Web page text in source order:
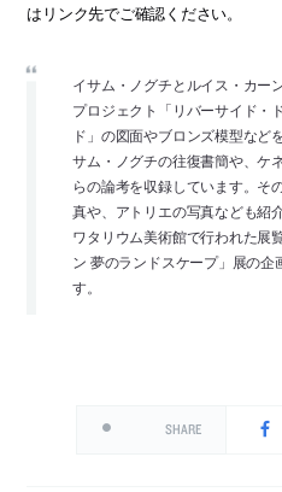
はリンク先でご確認ください。
イサム・ノグチとルイス・カー
プロジェクト「リバーサイド・
ド」の図面やブロンズ模型など
サム・ノグチの往復書簡や、ケ
らの論考を収録しています。そ
真や、アトリエの写真なども紹
ワタリウム美術館で行われた展
ン 夢のランドスケープ」展の
す。
SHARE